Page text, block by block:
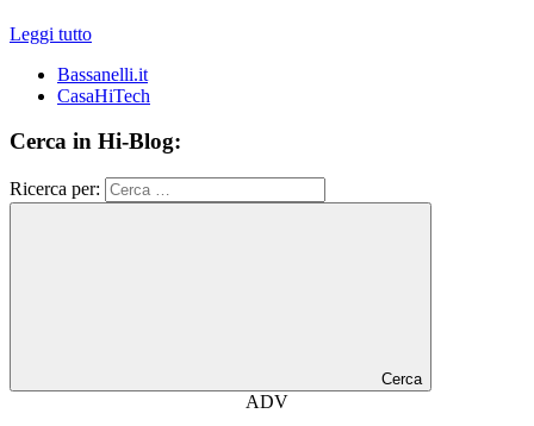
Leggi tutto
Bassanelli.it
CasaHiTech
Cerca in Hi-Blog:
Ricerca per:
Cerca
ADV